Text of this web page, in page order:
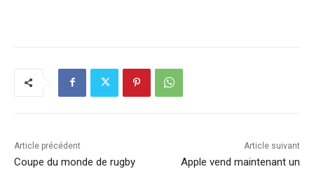
Article précédent
Coupe du monde de rugby
Article suivant
Apple vend maintenant un